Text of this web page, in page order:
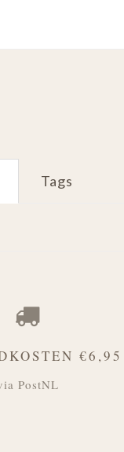
Tags
€6,95
PostNL